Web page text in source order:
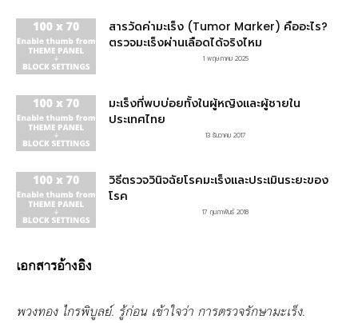
สารวัดค่ามะเร็ง (Tumor Marker) คืออะไร?
ตรวจมะเร็งผ่านเลือดได้จริงไหม
1 พฤษภาคม 2025
มะเร็งที่พบบ่อยทั้งในผู้หญิงและผู้ชายใน
ประเทศไทย
13 ธันวาคม 2017
วิธีตรวจวินิจฉัยโรคมะเร็งและประเมินระยะของ
โรค
17 กุมภาพันธ์ 2018
เอกสารอ้างอิง
พวงทอง ไกรพิบูลย์. รู้ก่อน เข้าใจว่า การตรวจรักษามะเร็ง.